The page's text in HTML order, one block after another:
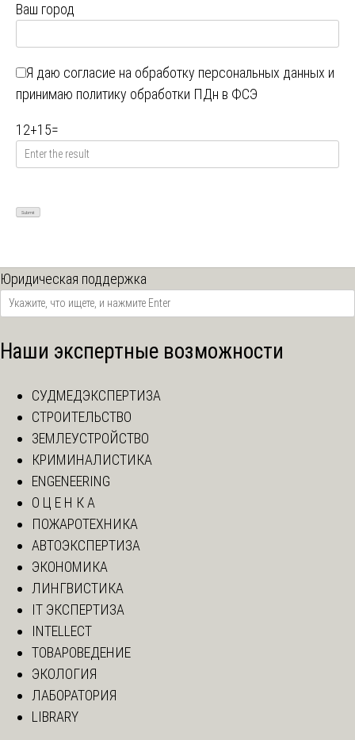
Ваш город
Я даю согласие на обработку персональных данных и
принимаю политику обработки ПДн в ФСЭ
12+15=
Юридическая поддержка
Наши экспертные возможности
СУДМЕДЭКСПЕРТИЗА
СТРОИТЕЛЬСТВО
ЗЕМЛЕУСТРОЙСТВО
КРИМИНАЛИСТИКА
ENGENEERING
О Ц Е Н К А
ПОЖАРОТЕХНИКА
АВТОЭКСПЕРТИЗА
ЭКОНОМИКА
ЛИНГВИСТИКА
IT ЭКСПЕРТИЗА
INTELLECT
ТОВАРОВЕДЕНИЕ
ЭКОЛОГИЯ
ЛАБОРАТОРИЯ
LIBRARY